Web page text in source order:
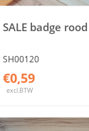
SALE badge rood
SH00120
€0,59
excl.BTW